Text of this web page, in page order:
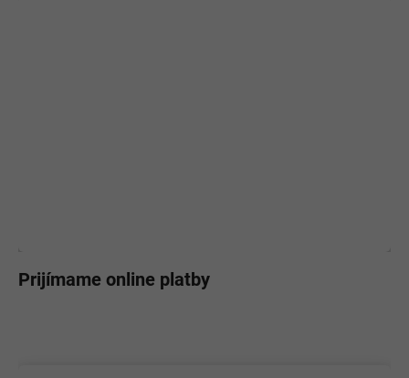
Prijímame online platby